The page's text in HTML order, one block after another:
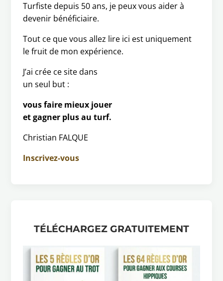
Turfiste depuis 50 ans, je peux vous aider à
devenir bénéficiaire.
Tout ce que vous allez lire ici est uniquement
le fruit de mon expérience.
J’ai crée ce site dans
un seul but :
vous faire mieux jouer
et gagner plus au turf.
Christian FALQUE
Inscrivez-vous
TÉLÉCHARGEZ GRATUITEMENT